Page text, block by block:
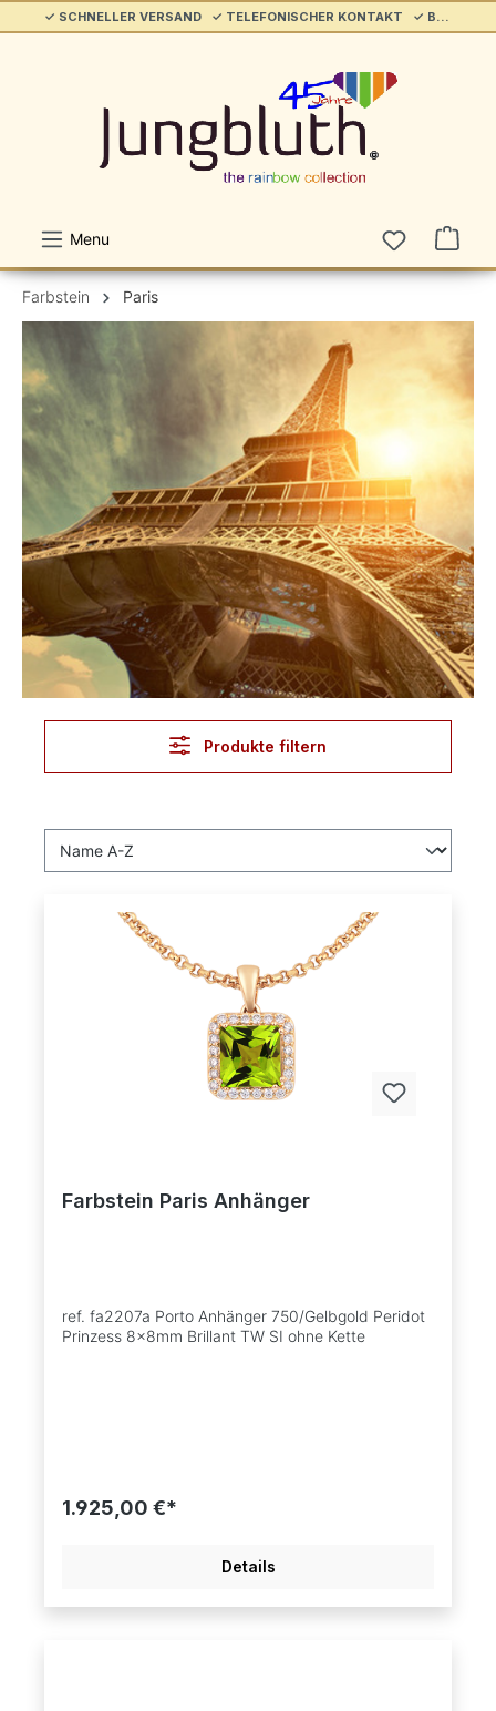
springen ✓ SCHNELLER VERSAND ✓ TELEFONISCHER KONTAKT ✓ BELIEBT & ETABLIERT ✓ SERVICE/HILFE
Menu
Farbstein Paris
Produkte filtern
Farbstein Paris Anhänger
ref. fa2207a Porto Anhänger 750/Gelbgold Peridot
Prinzess 8x8mm Brillant TW SI ohne Kette
1.925,00 €*
Details